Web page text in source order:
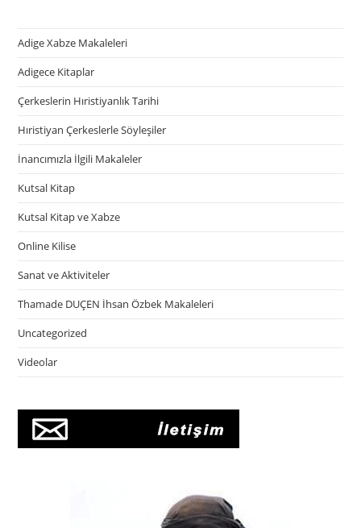
Adige Xabze Makaleleri
Adigece Kitaplar
Çerkeslerin Hıristiyanlık Tarihi
Hıristiyan Çerkeslerle Söyleşiler
İnancımızla İlgili Makaleler
Kutsal Kitap
Kutsal Kitap ve Xabze
Online Kilise
Sanat ve Aktiviteler
Thamade DUÇEN İhsan Özbek Makaleleri
Uncategorized
Videolar